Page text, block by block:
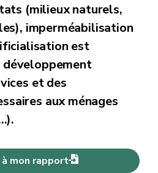
(milieux naturels,
imperméabilisation
est
développement
et des
aux ménages
mon rapport